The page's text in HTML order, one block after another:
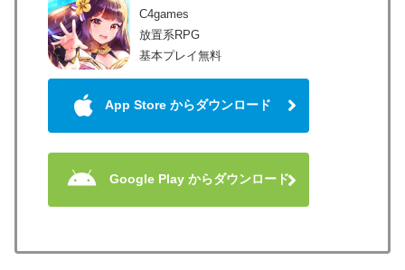
C4games
放置系RPG
基本プレイ無料
App Store からダウンロード
Google Play からダウンロード